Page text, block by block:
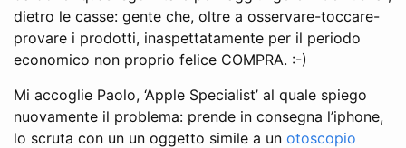
dietro le casse: gente che, oltre a osservare-toccare-
provare i prodotti, inaspettatamente per il periodo
economico non proprio felice COMPRA. :-)
Mi accoglie Paolo, ‘Apple Specialist’ al quale spiego
nuovamente il problema: prende in consegna l’iphone,
lo scruta con un un oggetto simile a un otoscopio